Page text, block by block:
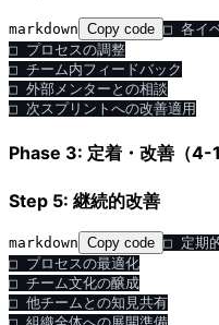
markdown Copy code □ 各イ
□ プロセスの調整
□ チーム内フィードバック
□ 外部メンターとの相談
Phase 3: 定着・改善（4-
Step 5: 継続的改善
markdown Copy code □ 定期
□ プロセスの最適化
□ チーム文化の醸成
□ 他チームとの知見共有